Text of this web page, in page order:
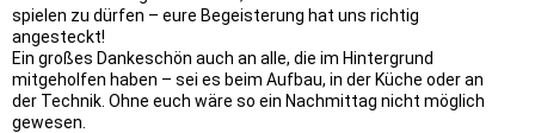
spielen zu dürfen – eure Begeisterung hat uns richtig
angesteckt!
Ein großes Dankeschön auch an alle, die im Hintergrund
mitgeholfen haben – sei es beim Aufbau, in der Küche oder an
der Technik. Ohne euch wäre so ein Nachmittag nicht möglich
gewesen.